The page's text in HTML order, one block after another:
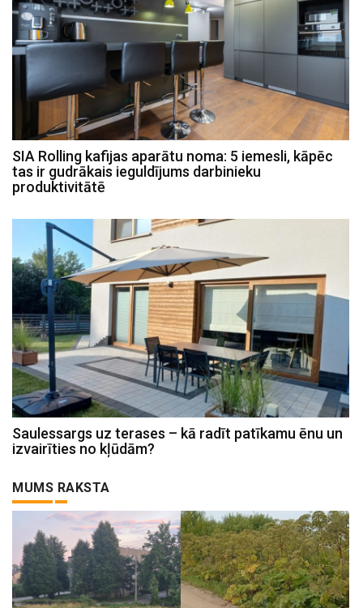
SIA Rolling kafijas aparātu noma: 5 iemesli, kāpēc
tas ir gudrākais ieguldījums darbinieku
produktivitātē
Saulessargs uz terases – kā radīt patīkamu ēnu un
izvairīties no kļūdām?
MUMS RAKSTA